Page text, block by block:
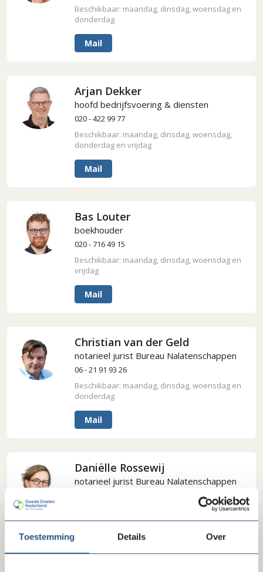
Toestemming Details Over
Beschikbaar: maandag, dinsdag, woensdag en
donderdag
Mail
Arjan Dekker
hoofd bedrijfsvoering & diensten
020 - 422 99 77
Beschikbaar: maandag, dinsdag, woensdag,
donderdag en vrijdag
Mail
Bas Louter
boekhouder
020 - 716 49 15
Beschikbaar: maandag, dinsdag, woensdag en
vrijdag
Mail
Christian van der Geld
notarieel jurist Bureau Nalatenschappen
06 - 21 91 93 26
Beschikbaar: maandag, dinsdag, woensdag en
donderdag
Mail
Daniëlle Rossewij
notarieel jurist Bureau Nalatenschappen
Beschikbaar: maandag, dinsdag, donderdag en
vrijdag